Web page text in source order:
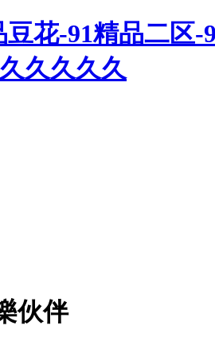
花-91精品二区
久久久久
伙伴